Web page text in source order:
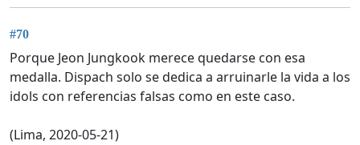
#70
Porque Jeon Jungkook merece quedarse con esa
medalla. Dispach solo se dedica a arruinarle la vida a los
idols con referencias falsas como en este caso.
(Lima, 2020-05-21)